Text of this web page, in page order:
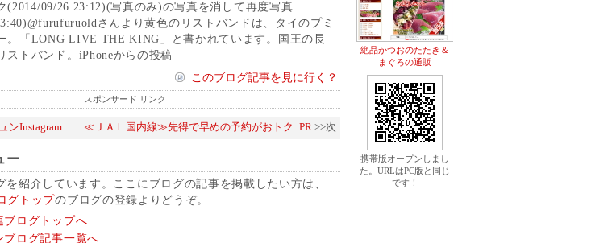
(2014/09/26 23:12)(写真のみ)の写真を消して再度写真
さんより黄色のリストバンドは、タイのプミ
。「LONG LIVE THE KING」と書かれています。国王の長
ストバンド。iPhoneからの投稿
このブログ記事を見に行く？
スポンサード リンク
ンInstagram ≪ＪＡＬ国内線≫先得で早めの予約がおトク: PR >>次
ー
を紹介しています。ここにブログの記事を掲載したい方は、
グトップのブログの登録よりどうぞ。
ブログトップへ
ブログ記事一覧へ
絶品かつおのたたき＆
まぐろの通販
携帯版オープンしまし
た。URLはPC版と同じ
です！